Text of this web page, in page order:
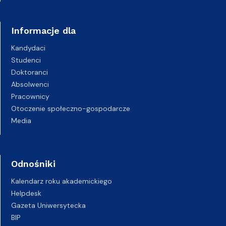
Informacje dla
Kandydaci
Studenci
Doktoranci
Absolwenci
Pracownicy
Otoczenie społeczno-gospodarcze
Media
Odnośniki
Kalendarz roku akademickiego
Helpdesk
Gazeta Uniwersytecka
BIP